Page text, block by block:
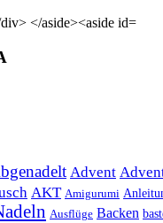
Advent
AKT Amigurumi
Ausflüge Backen